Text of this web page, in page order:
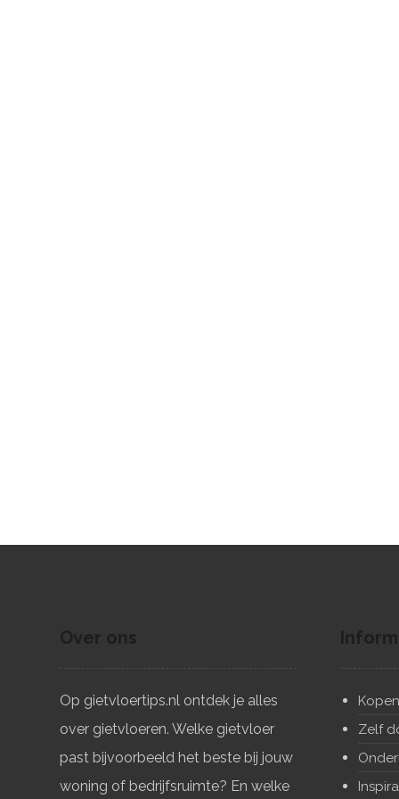
Op gietvloertips.nl ontdek je alles
over gietvloeren. Welke gietvloer
past bijvoorbeeld het beste bij jouw
woning of bedrijfsruimte? En welke
Kopen
Zelf